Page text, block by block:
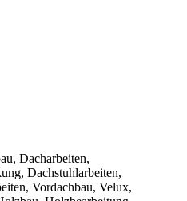
Dacharbeiten,
Dachstuhlarbeiten,
Vordachbau, Velux,